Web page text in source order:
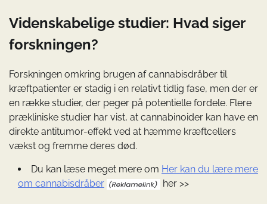
Videnskabelige studier: Hvad siger
forskningen?
Forskningen omkring brugen af cannabisdråber til
kræftpatienter er stadig i en relativt tidlig fase, men der er
en række studier, der peger på potentielle fordele. Flere
prækliniske studier har vist, at cannabinoider kan have en
direkte antitumor-effekt ved at hæmme kræftcellers
vækst og fremme deres død.
Du kan læse meget mere om Her kan du lære mere
om cannabisdråber
her >>